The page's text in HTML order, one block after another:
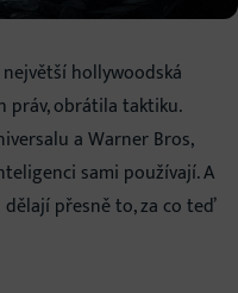
hollywoodská
práv, obrátila taktiku.
a Warner Bros,
sami používají. A
dělají přesně to, za co teď